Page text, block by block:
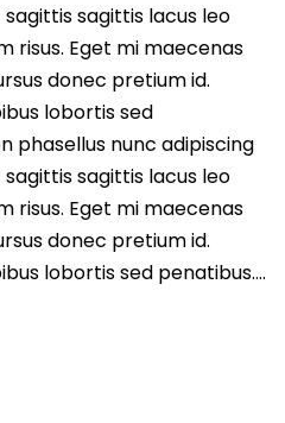
sagittis lacus leo
risus. Eget mi maecenas
donec pretium id.
lobortis sed
phasellus nunc adipiscing
sagittis lacus leo
risus. Eget mi maecenas
donec pretium id.
lobortis sed penatibus….